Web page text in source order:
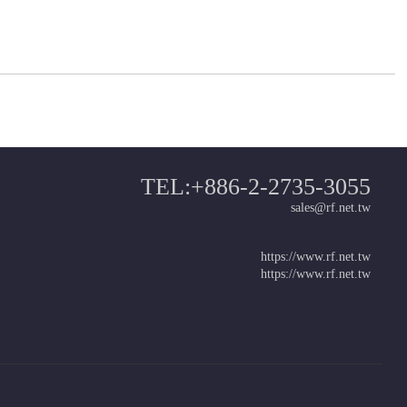
TEL:+886-2-2735-3055
sales@rf.net.tw
https://www.rf.net.tw
https://www.rf.net.tw